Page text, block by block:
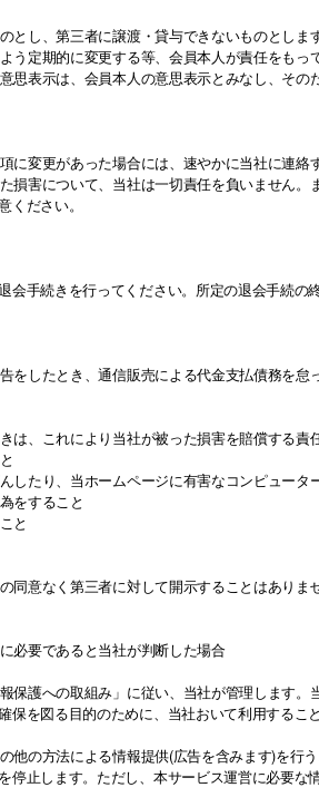
とし、第三者に譲渡・貸与できないものとします
う定期的に変更する等、会員本人が責任をもっ
思表示は、会員本人の意思表示とみなし、その
に変更があった場合には、速やかに当社に連絡
損害について、当社は一切責任を負いません
ださい。
手続きを行ってください。所定の退会手続の
をしたとき、通信販売による代金支払債務を
、これにより当社が被った損害を賠償する責
したり、当ホームページに有害なコンピュー
をすること
と
同意なく第三者に対して開示することはあり
必要であると当社が判断した場合
保護への取組み」に従い、当社が管理します
を図る目的のために、当社おいて利用するこ
他の方法による情報提供(広告を含みます)を
止します。ただし、本サービス運営に必要な